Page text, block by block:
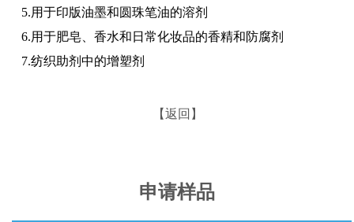
5.用于印版油墨和圆珠笔油的溶剂
6.用于肥皂、香水和日常化妆品的香精和防腐剂
7.纺织助剂中的增塑剂
【返回】
申请样品